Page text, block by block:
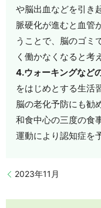
や脳出血などを引き
脈硬化が進むと血管
うことで、脳のゴミ
く働かなくなると考
4.ウォーキングなど
をはじめとする生活
脳の老化予防にも勧
和食中心の三度の食
運動により認知症を
2023年11月